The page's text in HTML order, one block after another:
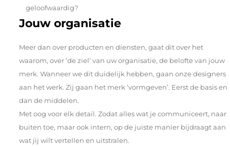
geloofwaardig?
Jouw organisatie
Meer dan over producten en diensten, gaat dit over het
waarom, over ‘de ziel’ van uw organisatie, de belofte van jouw
merk. Wanneer we dit duidelijk hebben, gaan onze designers
aan het werk. Zij gaan het merk ‘vormgeven’. Eerst de basis en
dan de middelen.
Met oog voor elk detail. Zodat alles wat je communiceert, naar
buiten toe, maar ook intern, op de juiste manier bijdraagt aan
wat jij wilt vertellen en uitstralen.